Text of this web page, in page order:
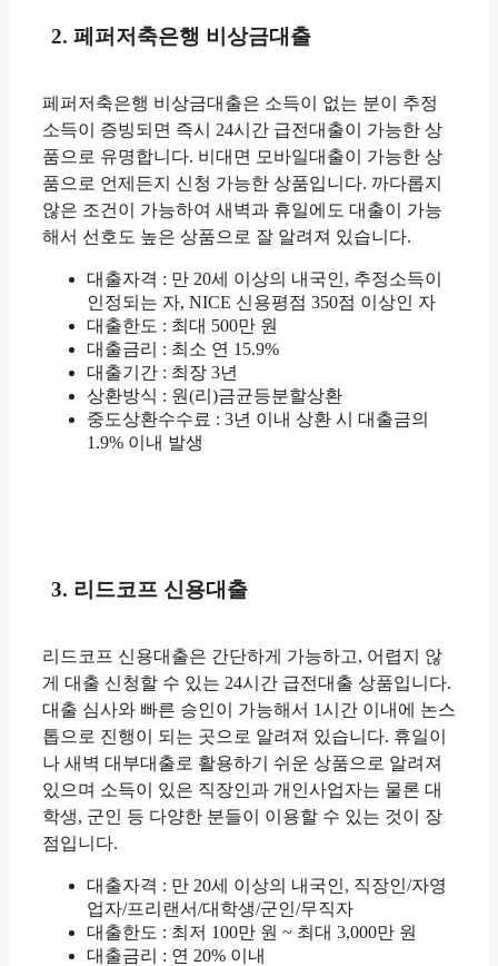
2. 페퍼저축은행 비상금대출
페퍼저축은행 비상금대출은 소득이 없는 분이 추정
소득이 증빙되면 즉시 24시간 급전대출이 가능한 상
품으로 유명합니다. 비대면 모바일대출이 가능한 상
품으로 언제든지 신청 가능한 상품입니다. 까다롭지
않은 조건이 가능하여 새벽과 휴일에도 대출이 가능
해서 선호도 높은 상품으로 잘 알려져 있습니다.
대출자격 : 만 20세 이상의 내국인, 추정소득이
인정되는 자, NICE 신용평점 350점 이상인 자
대출한도 : 최대 500만 원
대출금리 : 최소 연 15.9%
대출기간 : 최장 3년
상환방식 : 원(리)금균등분할상환
중도상환수수료 : 3년 이내 상환 시 대출금의
1.9% 이내 발생
3. 리드코프 신용대출
리드코프 신용대출은 간단하게 가능하고, 어렵지 않
게 대출 신청할 수 있는 24시간 급전대출 상품입니다.
대출 심사와 빠른 승인이 가능해서 1시간 이내에 논스
톱으로 진행이 되는 곳으로 알려져 있습니다. 휴일이
나 새벽 대부대출로 활용하기 쉬운 상품으로 알려져
있으며 소득이 있은 직장인과 개인사업자는 물론 대
학생, 군인 등 다양한 분들이 이용할 수 있는 것이 장
점입니다.
대출자격 : 만 20세 이상의 내국인, 직장인/자영
업자/프리랜서/대학생/군인/무직자
대출한도 : 최저 100만 원 ~ 최대 3,000만 원
대출금리 : 연 20% 이내